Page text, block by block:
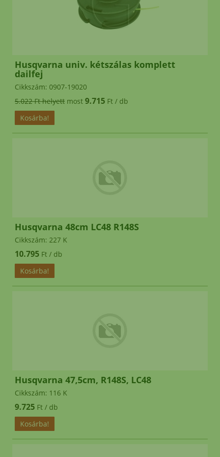
Husqvarna univ. kétszálas komplett
dailfej
Cikkszám: 0907-19020
5.022 Ft helyett most 9.715 Ft / db
Husqvarna 48cm LC48 R148S
Cikkszám: 227 K
10.795 Ft / db
Husqvarna 47,5cm, R148S, LC48
Cikkszám: 116 K
9.725 Ft / db
késmeghajtó csapágyakra
eredeti fűnyírókésekre!
kerekek 6 hónap garancia
MTD ékszíj rendelés esetén 2026 július
hónapban 2.000.- engedményt adunk!
*Helyszini átvételre nincs